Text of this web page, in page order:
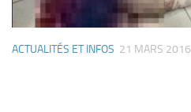
ACTUALITÉS ET INFOS 21 MARS 2016